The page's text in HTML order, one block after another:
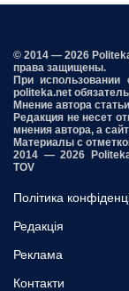
© 2014 — 2026
права защищены.
При использовании
politeka.net
Мнение автора
Редакция не несет
мнения автора, а
Материалы с
2014 — 2026
TOV
Політика
Редакція
Реклама
Контакти